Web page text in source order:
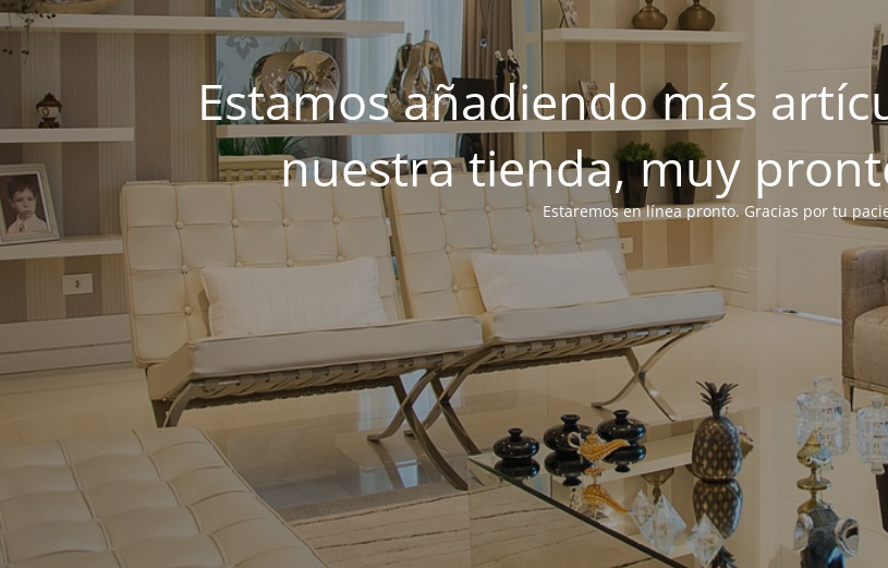
Estamos añadiendo más
nuestra tienda, muy
Estaremos en línea pronto. Gracias por tu